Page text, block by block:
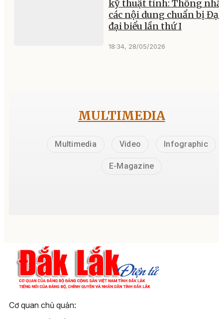
kỹ thuật tỉnh: Thống
các nội dung chuẩn bị
đại biểu lần thứ I
18:34, 28/05/2026
MULTIMEDIA
Multimedia Video Infographic
E-Magazine
Cơ quan chủ quản: